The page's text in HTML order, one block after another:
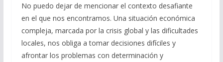
No puedo dejar de mencionar el contexto desafiante
en el que nos encontramos. Una situación económica
compleja, marcada por la crisis global y las dificultades
locales, nos obliga a tomar decisiones difíciles y
afrontar los problemas con determinación y